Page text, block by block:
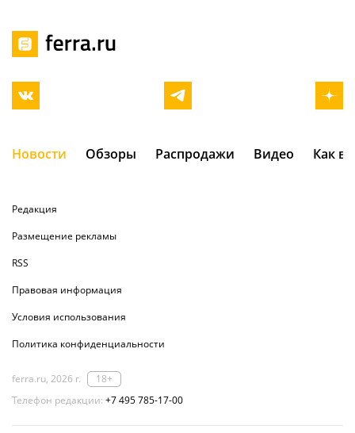
Новости Обзоры Распродажи Видео Как
Редакция
Размещение рекламы
RSS
Правовая информация
Условия использования
Политика конфиденциальности
ferra.ru, 2026 г.
18+
Телефон редакции: +7 495 785-17-00